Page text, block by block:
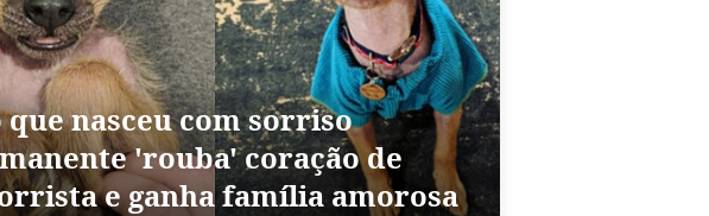
que nasceu com sorriso
'rouba' coração de
e ganha família amorosa